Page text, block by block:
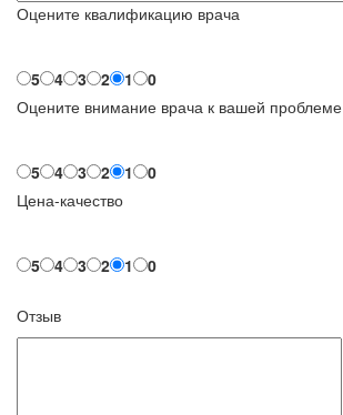
Оцените квалификацию врача
5 4 3 2 1
0
Оцените внимание врача к вашей проблеме
5 4 3 2 1
0
Цена-качество
5 4 3 2 1 0
Отзыв